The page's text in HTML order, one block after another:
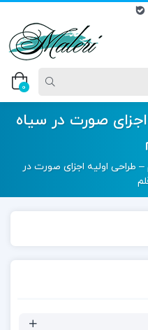
0
صورت در سیاه
طراحی اولیه اجزای صورت در